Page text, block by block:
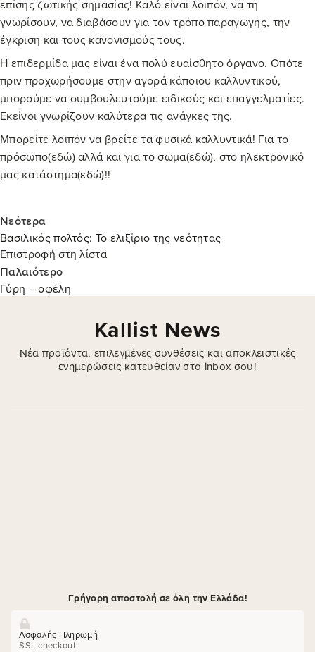
επίσης ζωτικής σημασίας! Καλό είναι λοιπόν, να τη
γνωρίσουν, να διαβάσουν για τον τρόπο παραγωγής, την
έγκριση και τους κανονισμούς τους.
Η επιδερμίδα μας είναι ένα πολύ ευαίσθητο όργανο. Οπότε
πριν προχωρήσουμε στην αγορά κάποιου καλλυντικού,
μπορούμε να συμβουλευτούμε ειδικούς και επαγγελματίες.
Εκείνοι γνωρίζουν καλύτερα τις ανάγκες της.
Μπορείτε λοιπόν να βρείτε τα φυσικά καλλυντικά! Για το
πρόσωπο(εδώ) αλλά και για το σώμα(εδώ), στο ηλεκτρονικό
μας κατάστημα(εδώ)!!
Νεότερα
Βασιλικός πολτός: Το ελιξίριο της νεότητας
Επιστροφή στη λίστα
Παλαιότερο
Γύρη – οφέλη
Kallist News
Νέα προϊόντα, επιλεγμένες συνθέσεις και αποκλειστικές
ενημερώσεις κατευθείαν στο inbox σου!
Γρήγορη αποστολή σε όλη την Ελλάδα!
Ασφαλής Πληρωμή
SSL checkout